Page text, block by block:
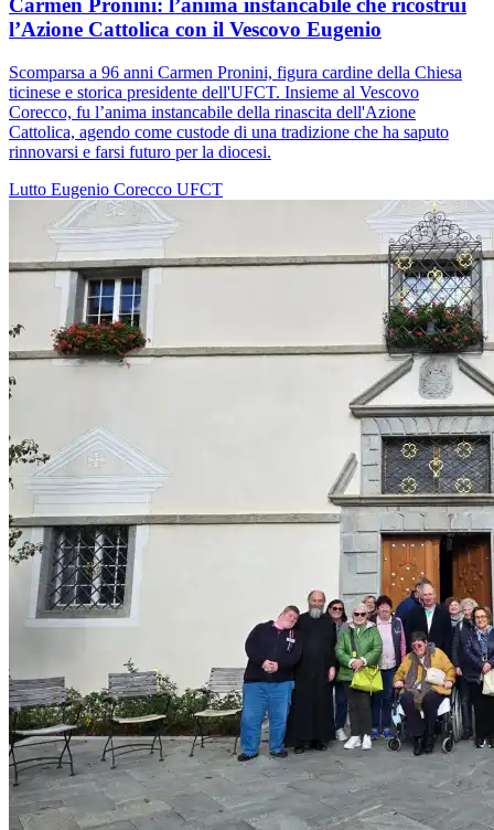
Carmen Pronini: l’anima instancabile che ricostruì
l’Azione Cattolica con il Vescovo Eugenio
Scomparsa a 96 anni Carmen Pronini, figura cardine della Chiesa
ticinese e storica presidente dell'UFCT. Insieme al Vescovo
Corecco, fu l’anima instancabile della rinascita dell'Azione
Cattolica, agendo come custode di una tradizione che ha saputo
rinnovarsi e farsi futuro per la diocesi.
Lutto Eugenio Corecco UFCT